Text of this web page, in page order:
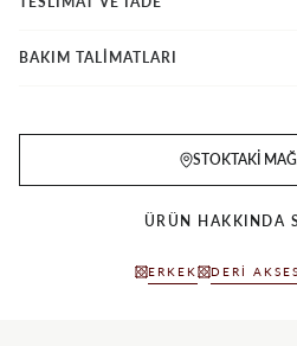
BAKIM TALİMATLARI
STOKTAKI
ÜRÜN HAKKINDA
ERKEK DERI